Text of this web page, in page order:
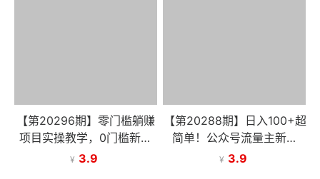
【第20296期】零门槛躺赚
项目实操教学，0门槛新手
也能轻松赚收益，一天赚几
¥ 3.9
【第20288期】日入100+超
简单！公众号流量主新玩
法，扒生活小技巧文案，有
¥ 3.9